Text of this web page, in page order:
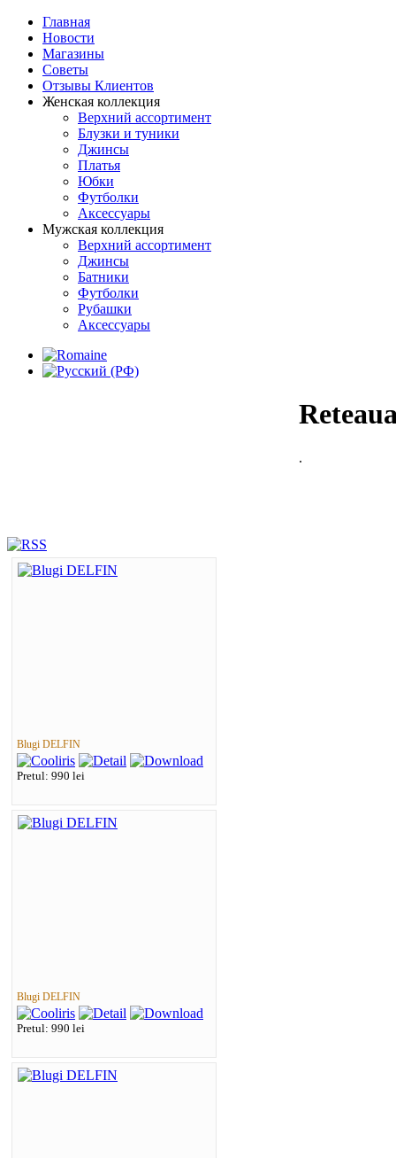
Главная
Новости
Магазины
Советы
Отзывы Клиентов
Женская коллекция
Верхний ассортимент
Блузки и туники
Джинсы
Платья
Юбки
Футболки
Аксессуары
Мужская коллекция
Верхний ассортимент
Джинсы
Батники
Футболки
Рубашки
Аксессуары
.
Blugi DELFIN
Pretul: 990 lei
Blugi DELFIN
Pretul: 990 lei